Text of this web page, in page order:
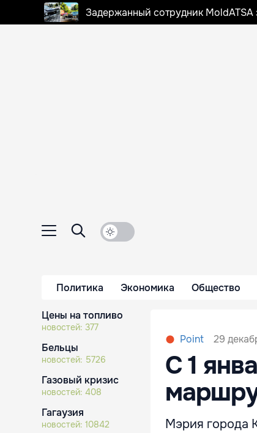
Задержанный сотрудник MoldATSA
Политика Экономика Общество
Цены на топливо
новостей: 377
Бельцы
новостей: 5726
Газовый кризис
новостей: 408
Гагаузия
новостей: 10842
Point 29
С 1
Мэрия города